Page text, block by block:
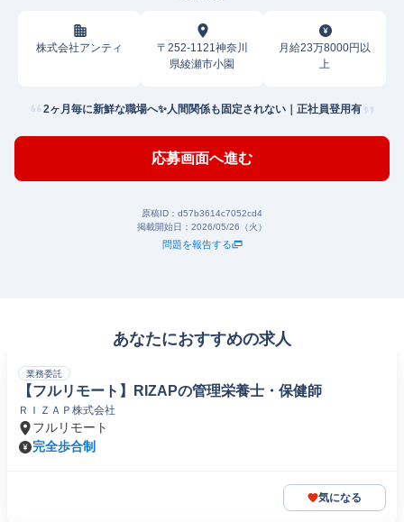
株式会社アンティ
〒252-1121神奈川
県綾瀬市小園
月給23万8000円以
上
2ヶ月毎に新鮮な職場へ✨人間関係も固定されない｜正社員登用有
応募画面へ進む
原稿ID： d57b3614c7052cd4
掲載開始日： 2026/05/26（火）
問題を報告する
あなたにおすすめの求人
業務委託
【フルリモート】RIZAPの管理栄養士・保健師
ＲＩＺＡＰ株式会社
フルリモート
完全歩合制
気になる